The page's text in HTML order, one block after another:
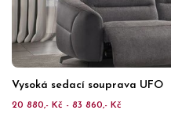
Vysoká sedací souprava UFO
20 880,- Kč - 83 860,- Kč